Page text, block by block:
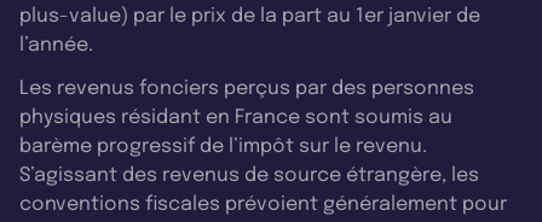
plus-value) par le prix de la part au 1er janvier de
l’année.
Les revenus fonciers perçus par des personnes
physiques résidant en France sont soumis au
barème progressif de l’impôt sur le revenu.
S’agissant des revenus de source étrangère, les
conventions fiscales prévoient généralement pour